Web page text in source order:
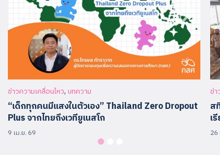
ข่าวความเคลื่อนไหว, บทความ
“เด็กทุกคนมีแสงในตัวเอง” Thailand Zero Dropout
Plus จากไทยถึงเวทียูเนสโก
9 เม.ย. 69
ข่า
ส
เ
26